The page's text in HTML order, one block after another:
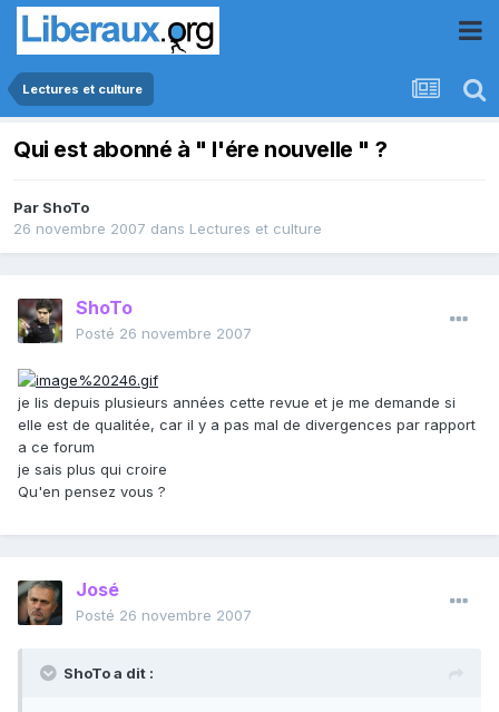
Lectures et culture
Qui est abonné à " l'ére nouvelle " ?
Par ShoTo
26 novembre 2007 dans Lectures et culture
ShoTo
Posté 26 novembre 2007
je lis depuis plusieurs années cette revue et je me demande si
elle est de qualitée, car il y a pas mal de divergences par rapport
a ce forum
je sais plus qui croire
Qu'en pensez vous ?
José
Posté 26 novembre 2007
ShoTo a dit :